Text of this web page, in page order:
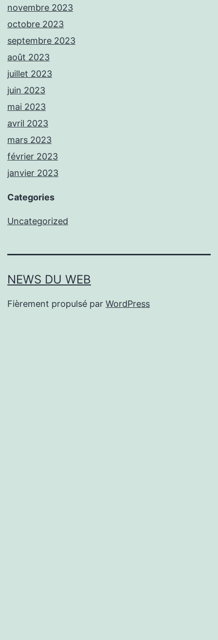
novembre 2023
octobre 2023
septembre 2023
août 2023
juillet 2023
juin 2023
mai 2023
avril 2023
mars 2023
février 2023
janvier 2023
Categories
Uncategorized
NEWS DU WEB
Fièrement propulsé par WordPress